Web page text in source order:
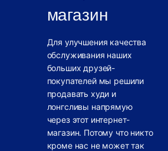
магазин
Для улучшения качества
обслуживания наших
больших друзей-
покупателей мы решили
продавать худи и
лонгсливы напрямую
через этот интернет-
магазин. Потому что никто
кроме нас не может так